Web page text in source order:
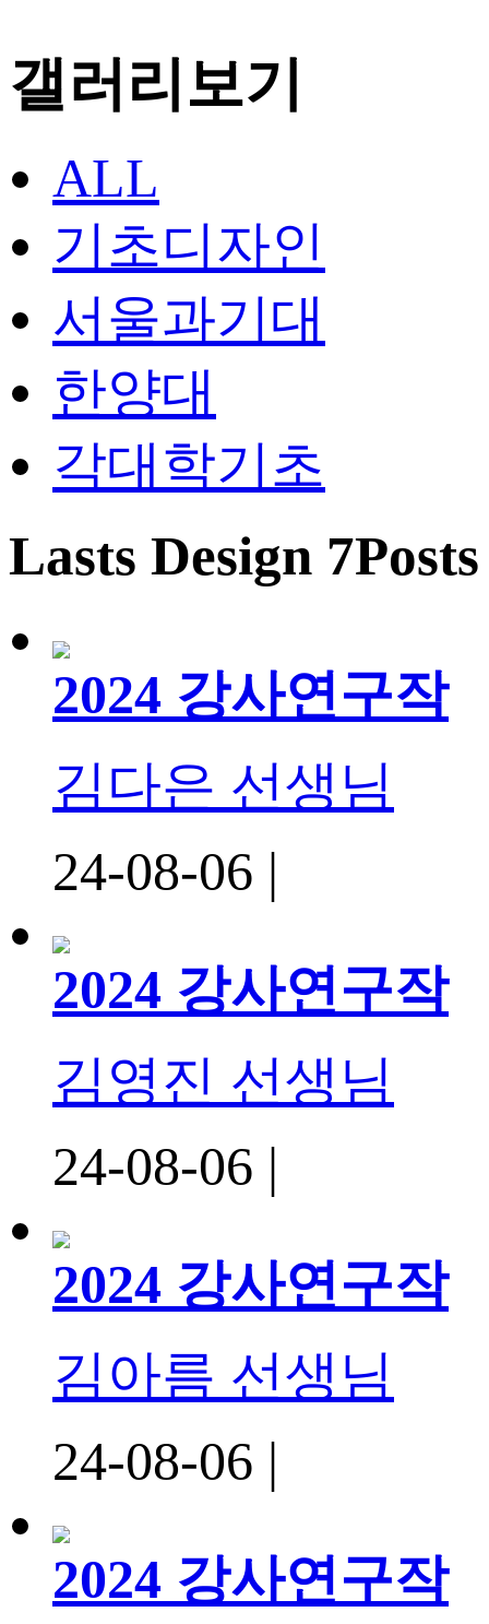
갤러리보기
ALL
기초디자인
서울과기대
한양대
각대학기초
Lasts Design 7Posts
2024 강사연구작
김다은 선생님
24-08-06 |
2024 강사연구작
김영진 선생님
24-08-06 |
2024 강사연구작
김아름 선생님
24-08-06 |
2024 강사연구작